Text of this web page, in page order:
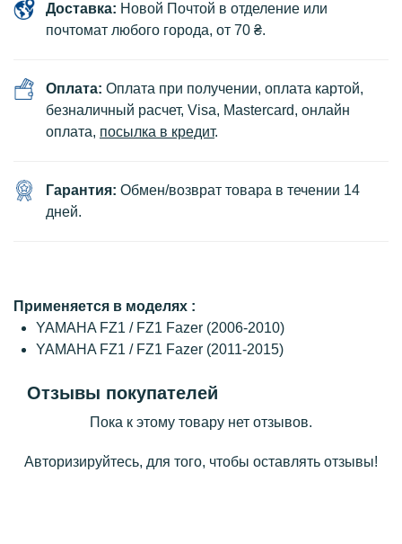
Доставка: Новой Почтой в отделение или
почтомат любого города, от 70 ₴.
Оплата: Оплата при получении, оплата картой,
безналичный расчет, Visa, Mastercard, онлайн
оплата, посылка в кредит.
Гарантия: Обмен/возврат товара в течении 14
дней.
Применяется в моделях :
YAMAHA FZ1 / FZ1 Fazer (2006-2010)
YAMAHA FZ1 / FZ1 Fazer (2011-2015)
Отзывы покупателей
Пока к этому товару нет отзывов.
Авторизируйтесь, для того, чтобы оставлять отзывы!